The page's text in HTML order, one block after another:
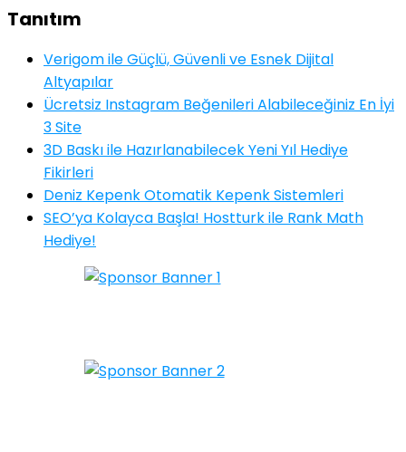
Tanıtım
Verigom ile Güçlü, Güvenli ve Esnek Dijital
Altyapılar
Ücretsiz Instagram Beğenileri Alabileceğiniz En İyi
3 Site
3D Baskı ile Hazırlanabilecek Yeni Yıl Hediye
Fikirleri
Deniz Kepenk Otomatik Kepenk Sistemleri
SEO’ya Kolayca Başla! Hostturk ile Rank Math
Hediye!